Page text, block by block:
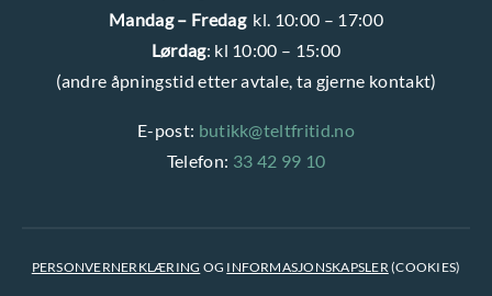
Mandag – Fredagkl. 10:00 – 17:00
Lørdag: kl 10:00 – 15:00
(andre åpningstid etter avtale, ta gjerne kontakt)
E-post: butikk@teltfritid.no
Telefon: 33 42 99 10
PERSONVERNERKLÆRING OG INFORMASJONSKAPSLER (COOKIES)